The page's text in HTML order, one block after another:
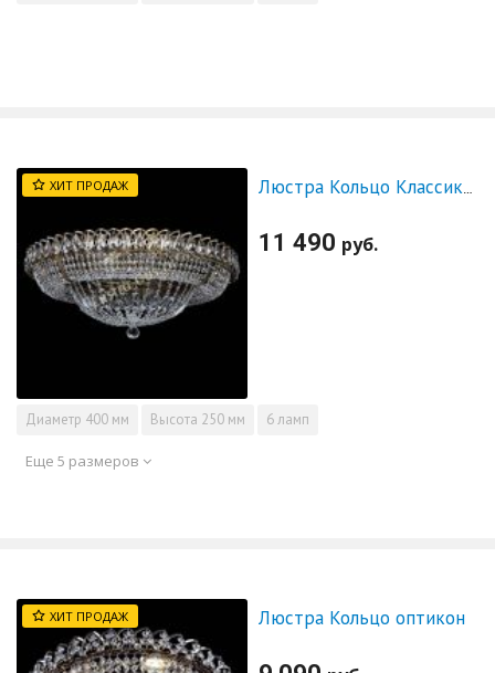
ХИТ ПРОДАЖ
11 490 руб.
Диаметр 400 мм Высота 250 мм 6 ламп
Еще 5 размеров
ХИТ ПРОДАЖ Люстра Кольцо оптикон